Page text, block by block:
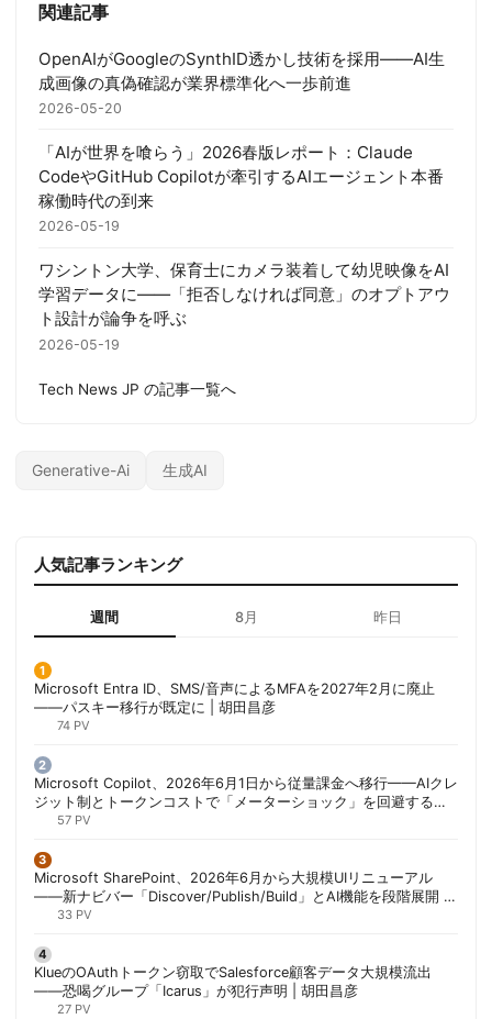
関連記事
OpenAIがGoogleのSynthID透かし技術を採用——AI生
成画像の真偽確認が業界標準化へ一歩前進
2026-05-20
「AIが世界を喰らう」2026春版レポート：Claude
CodeやGitHub Copilotが牽引するAIエージェント本番
稼働時代の到来
2026-05-19
ワシントン大学、保育士にカメラ装着して幼児映像をAI
学習データに——「拒否しなければ同意」のオプトアウ
ト設計が論争を呼ぶ
2026-05-19
Tech News JP の記事一覧へ
Generative-Ai 生成AI
人気記事ランキング
週間 8月 昨日
Microsoft Entra ID、SMS/音声によるMFAを2027年2月に廃止
——パスキー移行が既定に | 胡田昌彦
74 PV
Microsoft Copilot、2026年6月1日から従量課金へ移行——AIクレ
ジット制とトークンコストで「メーターショック」を回避する方
法 | 胡田昌彦
57 PV
Microsoft SharePoint、2026年6月から大規模UIリニューアル
——新ナビバー「Discover/Publish/Build」とAI機能を段階展開 |
胡田昌彦
33 PV
KlueのOAuthトークン窃取でSalesforce顧客データ大規模流出
——恐喝グループ「Icarus」が犯行声明 | 胡田昌彦
27 PV